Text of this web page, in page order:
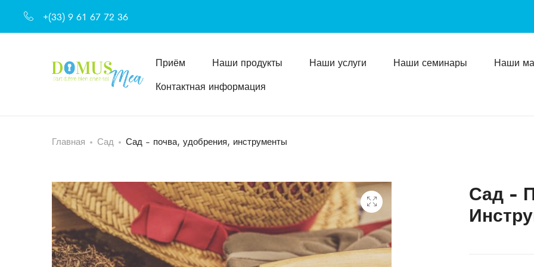
+(33) 9 61 67 72 36
Приём Наши продукты Наши услуги Наши семинары
Наши
Контактная информация
Главная Сад Сад - почва, удобрения, инструменты
Сад -